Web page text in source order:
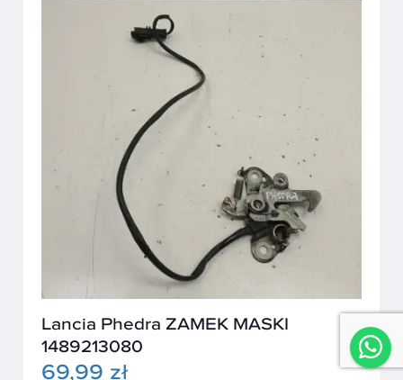
Lancia Phedra ZAMEK MASKI
1489213080
69,99 zł